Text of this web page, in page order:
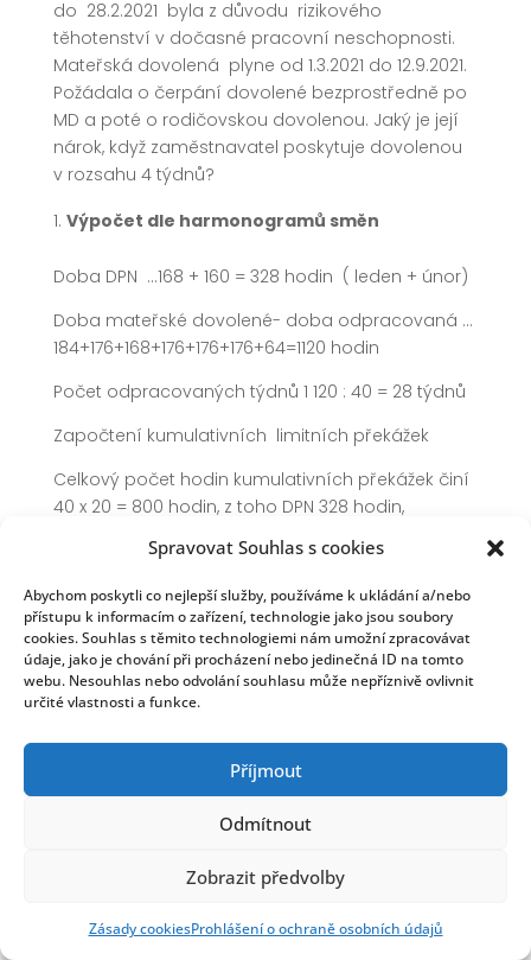
Spravovat Souhlas s cookies
Abychom poskytli co nejlepší služby, používáme k ukládání a/nebo
přístupu k informacím o zařízení, technologie jako jsou soubory
cookies. Souhlas s těmito technologiemi nám umožní zpracovávat
údaje, jako je chování při procházení nebo jedinečná ID na tomto
webu. Nesouhlas nebo odvolání souhlasu může nepříznivě ovlivnit
určité vlastnosti a funkce.
Příjmout
Odmítnout
Zobrazit předvolby
Zásady cookiesProhlášení o ochraně osobních údajů
do 28.2.2021 byla z důvodu rizikového
těhotenství v dočasné pracovní neschopnosti.
Mateřská dovolená plyne od 1.3.2021 do 12.9.2021.
Požádala o čerpání dovolené bezprostředně po
MD a poté o rodičovskou dovolenou. Jaký je její
nárok, když zaměstnavatel poskytuje dovolenou
v rozsahu 4 týdnů?
Výpočet dle harmonogramů směn
Doba DPN …168 + 160 = 328 hodin ( leden + únor)
Doba mateřské dovolené- doba odpracovaná …
184+176+168+176+176+176+64=1120 hodin
Počet odpracovaných týdnů 1 120 : 40 = 28 týdnů
Započtení kumulativních limitních překážek
Celkový počet hodin kumulativních překážek činí
40 x 20 = 800 hodin, z toho DPN 328 hodin,
rodičovská dovolená bude započtena jen
v rozsahu 800 – 328 = 472 hodiny.
1 120 + 800 = 1 920 hodin
1 920 : 40 = 48 týdnů
Dílčí nárok na dovolenou … 40 : 52 x 4 x 48 =
Čerpání dovolené v týdnech 148 : 40 = 3,7 týdnů
Nárok na dovolenou 40 : 52 x 51 x 4 = 156,923 hod. ,